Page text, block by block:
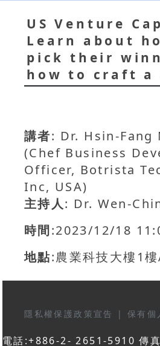
US Venture
Learn about
pick their
how to craft a
講者: Dr. Hsin-Fang
(Chef Business
Officer, Botrista
Inc, USA)
主持人: Dr. Wen-
時間:2023/12/18
地點:農業科技大樓1
隱私權保護政策宣告 | 保有個
電話:+886-2- 2651-5910 傳